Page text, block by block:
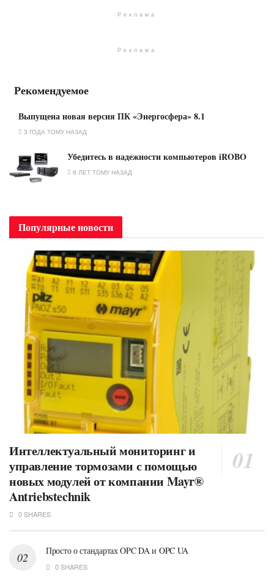
Реклама
Реклама
Рекомендуемое
Выпущена новая версия ПК «Энергосфера» 8.1
3 ГОДА ТОМУ НАЗАД
Убедитесь в надежности компьютеров iROBO
6 ЛЕТ ТОМУ НАЗАД
Популярные новости
Интеллектуальный мониторинг и
управление тормозами с помощью
новых модулей от компании Mayr®
Antriebstechnik
0 SHARES
Просто о стандартах OPC DA и OPC UA
0 SHARES